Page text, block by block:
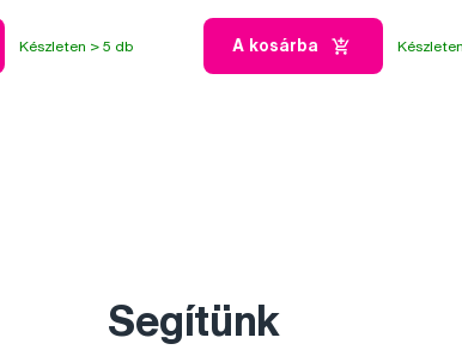
Készleten > 5 db A kosárba
Segítünk